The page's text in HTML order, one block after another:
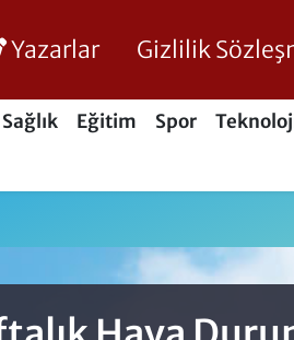
Yazarlar Gizlilik
Sağlık Eğitim Spor